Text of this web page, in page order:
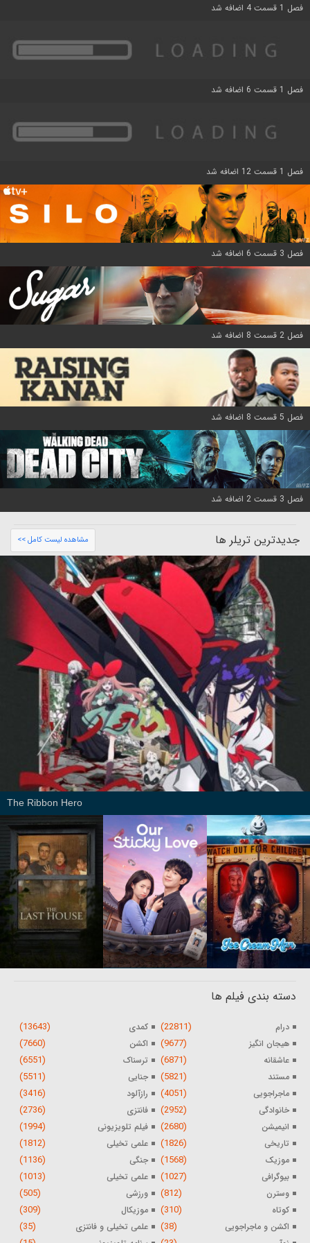
فصل 1 قسمت 4 اضافه شد
فصل 1 قسمت 6 اضافه شد
فصل 1 قسمت 12 اضافه شد
فصل 3 قسمت 6 اضافه شد
فصل 2 قسمت 8 اضافه شد
فصل 5 قسمت 8 اضافه شد
فصل 3 قسمت 2 اضافه شد
جدیدترین تریلر ها مشاهده لیست کامل >>
The Ribbon Hero
دسته بندی فیلم ها
درام (22811) کمدی (13643)
هیجان انگیز (9677) اکشن (7660)
عاشقانه (6871) ترسناک (6551)
مستند (5821) جنایی (5511)
ماجراجویی (4051) رازآلود (3416)
خانوادگی (2952) فانتزی (2736)
انیمیشن (2680) فیلم تلویزیونی (1994)
تاریخی (1826) علمی تخیلی (1812)
موزیک (1568) جنگی (1136)
بیوگرافی (1027) علمی تخیلی (1013)
وسترن (812) ورزشی (505)
کوتاه (310) موزیکال (309)
اکشن و ماجراجویی (38) علمی تخیلی و فانتزی (35)